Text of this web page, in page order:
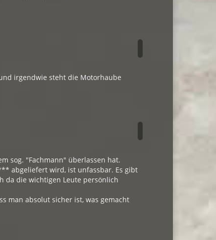
irgendwie steht die Motorhaube
sog. "Fachmann" überlassen hat.
abgeliefert wird, ist unfassbar. Es gibt
da die wichtigen Leute persönlich
man absolut sicher ist, was gemacht